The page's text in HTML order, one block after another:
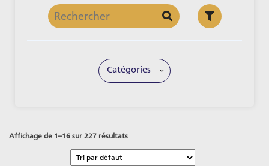
Affichage de 1–16 sur 227 résultats